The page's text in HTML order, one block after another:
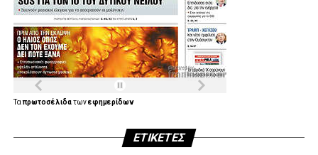
Ταπρωτοσέλιδατωνεφημερίδων
ΕΤΙΚΈΤΕΣ